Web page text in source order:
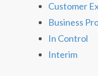
Customer
Business
In Control
Interim